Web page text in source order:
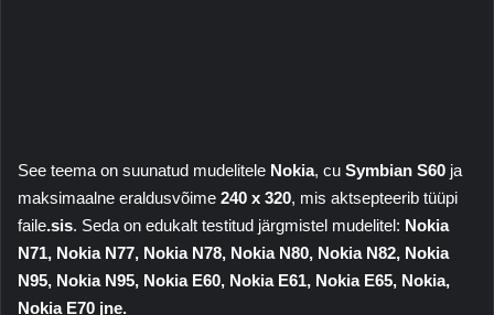
See teema on suunatud mudelitele Nokia, cu Symbian S60 ja
maksimaalne eraldusvõime 240 x 320, mis aktsepteerib tüüpi
faile.sis. Seda on edukalt testitud järgmistel mudelitel: Nokia
N71, Nokia N77, Nokia N78, Nokia N80, Nokia N82, Nokia
N95, Nokia N95, Nokia E60, Nokia E61, Nokia E65, Nokia,
Nokia E70 jne.